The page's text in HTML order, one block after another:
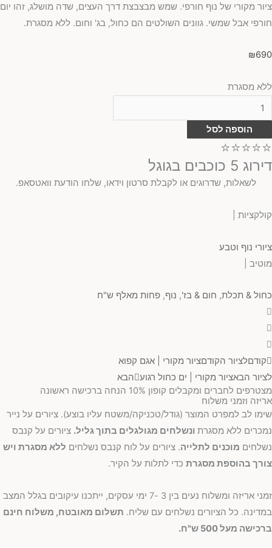
ציור מקורי של נוף חורפי. שמש מבצבצת דרך העצים, שדה מושלג, זהו יום
חורפי אבל שמשי. גוונים השולטים הם כחול, בג' וחום. ללא מסגרת.
₪690
ללא מסגרת
הוספה לסל
⭐⭐⭐⭐⭐
דירוג 5 כוכבים בגוגל
לשאלות, שדרוגים או לקבלת סרטון וידאו, שלחו הודעת וואטסאפ.
קולקציות |
ציורי נוף וטבע
מוטיב |
כחול & תכלת, חום & בז', נוף, פחות מאלף ש"ח
קודםלציור הקודםציור מקורי | אגם קפוא
לציור הבאציור מקורי | ים כחול רגוע הבא
מצטרפים לחברים ומקבלים קופון 10% הנחה ברכישה ראשונה
אריזה וזמני משלוח
שימו לב למפרט המוצר (גודל/טכניקה/משטח עליו בוצע). ציורים על נייר
נמכרים ללא מסגרת ונשלחים מגולגלים בתוך גליל. ציורים על קנבס
נשלחים מוכנים לתלייה. ציורים על לוח קנבס נשלחים ללא מסגרת ויש
צורך בהוספת מסגרת כדי לתלות על הקיר.
זמני אריזה ומשלוח נעים בין 3 -7 ימי עסקים, ייתכנו עיקובים בגלל המצב
במדינה. כל הציורים נשלחים עם שליח. תשלום מאובטח, משלוח חינם
ברכישה מעל 500 ש"ח.